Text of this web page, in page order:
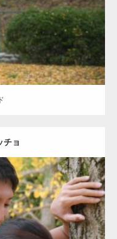
チョ
細マッチョ) 大胸筋 肩 腹